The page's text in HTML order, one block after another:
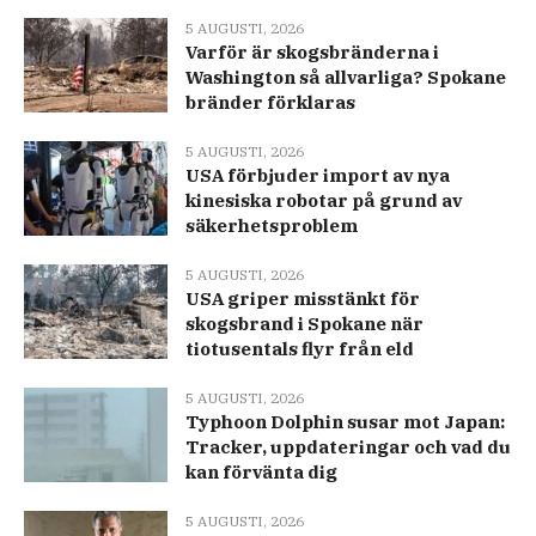
5 AUGUSTI, 2026
Varför är skogsbränderna i
Washington så allvarliga? Spokane
bränder förklaras
5 AUGUSTI, 2026
USA förbjuder import av nya
kinesiska robotar på grund av
säkerhetsproblem
5 AUGUSTI, 2026
USA griper misstänkt för
skogsbrand i Spokane när
tiotusentals flyr från eld
5 AUGUSTI, 2026
Typhoon Dolphin susar mot Japan:
Tracker, uppdateringar och vad du
kan förvänta dig
5 AUGUSTI, 2026